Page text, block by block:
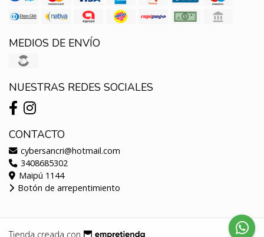
MEDIOS DE ENVÍO
NUESTRAS REDES SOCIALES
CONTACTO
cybersancri@hotmail.com
3408685302
Maipú 1144
Botón de arrepentimiento
Tienda creada con